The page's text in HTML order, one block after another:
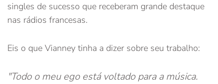
singles de sucesso que receberam grande destaque
nas rádios francesas.
Eis o que Vianney tinha a dizer sobre seu trabalho:
"Todo o meu ego está voltado para a música.